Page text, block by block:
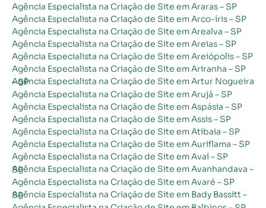
Agência Especialista na Criação de Site em Araras – SP
Agência Especialista na Criação de Site em Arco-íris – SP
Agência Especialista na Criação de Site em Arealva – SP
Agência Especialista na Criação de Site em Areias – SP
Agência Especialista na Criação de Site em Areiópolis – SP
Agência Especialista na Criação de Site em Ariranha – SP
Agência Especialista na Criação de Site em Artur Nogueira – SP
Agência Especialista na Criação de Site em Arujá – SP
Agência Especialista na Criação de Site em Aspásia – SP
Agência Especialista na Criação de Site em Assis – SP
Agência Especialista na Criação de Site em Atibaia – SP
Agência Especialista na Criação de Site em Auriflama – SP
Agência Especialista na Criação de Site em Avaí – SP
Agência Especialista na Criação de Site em Avanhandava – SP
Agência Especialista na Criação de Site em Avaré – SP
Agência Especialista na Criação de Site em Bady Bassitt – SP